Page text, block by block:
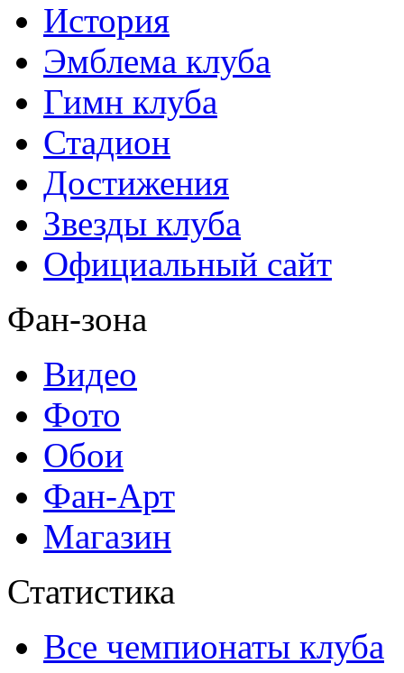
История
Эмблема клуба
Гимн клуба
Стадион
Достижения
Звезды клуба
Официальный сайт
Фан-зона
Видео
Фото
Обои
Фан-Арт
Магазин
Статистика
Все чемпионаты клуба